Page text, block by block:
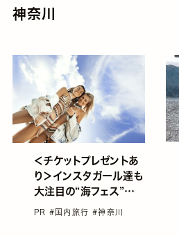
m
e
神奈川
＜チケットプレゼントあ
り＞インスタガール達も
大注目の“海フェス”上
陸♡ in 茅ヶ崎
PR #国内旅行#神奈川